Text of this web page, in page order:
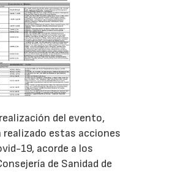
del evento,
realizado estas acciones
19, acorde a los
de Sanidad de